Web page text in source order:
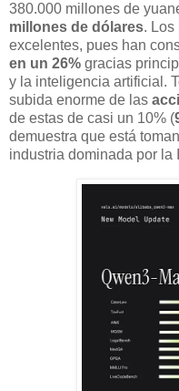
380.000 millones de
millones de dólares. Los
excelentes, pues han
en un 26% gracias
y la inteligencia artificial.
subida enorme de las
de estas de casi un 10% (
demuestra que está
industria dominada por la